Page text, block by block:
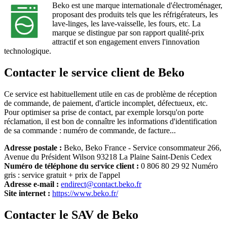
Beko est une marque internationale d'électroménager,
proposant des produits tels que les réfrigérateurs, les
lave-linges, les lave-vaisselle, les fours, etc. La
marque se distingue par son rapport qualité-prix
attractif et son engagement envers l'innovation
technologique.
Contacter le service client de Beko
Ce service est habituellement utile en cas de problème de réception
de commande, de paiement, d'article incomplet, défectueux, etc.
Pour optimiser sa prise de contact, par exemple lorsqu'on porte
réclamation, il est bon de connaître les informations d'identification
de sa commande : numéro de commande, de facture...
Adresse postale : Beko, Beko France - Service consommateur 266,
Avenue du Président Wilson 93218 La Plaine Saint-Denis Cedex
Numéro de téléphone du service client : 0 806 80 29 92 Numéro
gris : service gratuit + prix de l'appel
Adresse e-mail : endirect@contact.beko.fr
Site internet : https://www.beko.fr/
Contacter le SAV de Beko